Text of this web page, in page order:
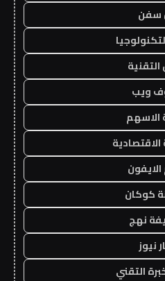
سفن
ويب
الاسهم
كوكان
نهج
نيوز
التقني